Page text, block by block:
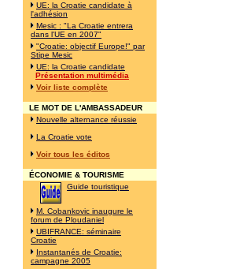
UE: la Croatie candidate à
l'adhésion
Mesic : "La Croatie entrera
dans l'UE en 2007"
"Croatie: objectif Europe!" par
Stipe Mesic
UE: la Croatie candidate
Présentation multimédia
Voir liste complète
LE MOT DE L'AMBASSADEUR
Nouvelle alternance réussie
La Croatie vote
Voir tous les éditos
ÉCONOMIE & TOURISME
Guide touristique
M. Cobankovic inaugure le
forum de Ploudaniel
UBIFRANCE: séminaire
Croatie
Instantanés de Croatie:
campagne 2005